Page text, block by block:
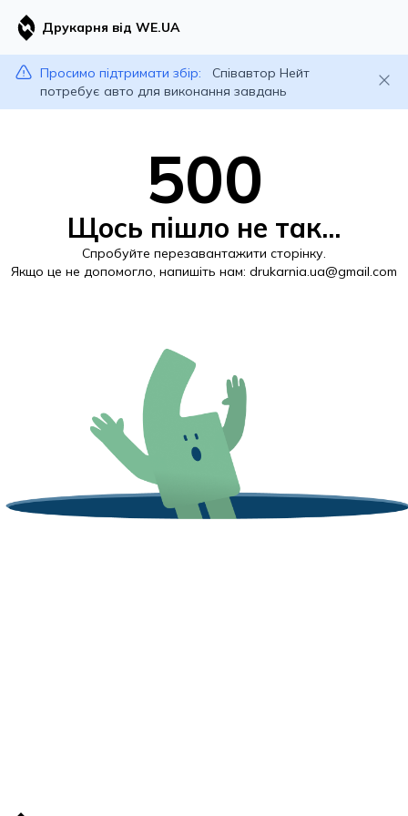
Друкарня від WE.UA
Просимо підтримати збір:
Співавтор Нейт
потребує авто для виконання завдань
500
Щось пішло не так...
Спробуйте перезавантажити сторінку.
Якщо це не допомогло, напишіть нам: drukarnia.ua@gmail.com